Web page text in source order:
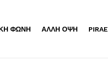
ΦΩΝΉ ΆΛΛΗ ΌΨΗ